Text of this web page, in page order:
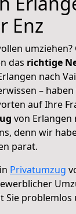
Enz
das richtige
nach
–
auf Ihre
von Erlangen
denn wir
parat.
Privatumzug
Sie